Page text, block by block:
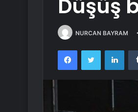
Düşüş
NURCAN BAYRAM
FacebookTwitter